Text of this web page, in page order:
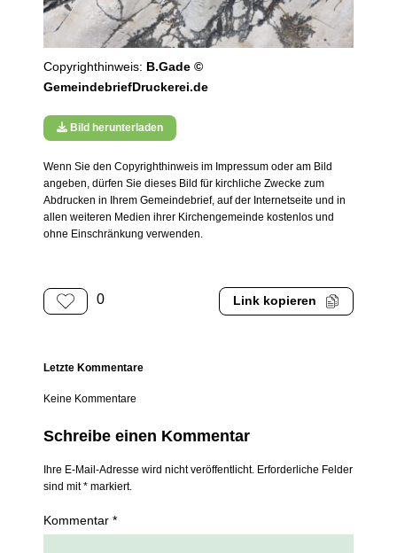
Copyrighthinweis: B.Gade ©
GemeindebriefDruckerei.de
Bild herunterladen
Wenn Sie den Copyrighthinweis im Impressum oder am Bild
angeben, dürfen Sie dieses Bild für kirchliche Zwecke zum
Abdrucken in Ihrem Gemeindebrief, auf der Internetseite und in
allen weiteren Medien ihrer Kirchengemeinde kostenlos und
ohne Einschränkung verwenden.
0 Link kopieren
Letzte Kommentare
Keine Kommentare
Schreibe einen Kommentar
Ihre E-Mail-Adresse wird nicht veröffentlicht. Erforderliche Felder
sind mit * markiert.
Kommentar *